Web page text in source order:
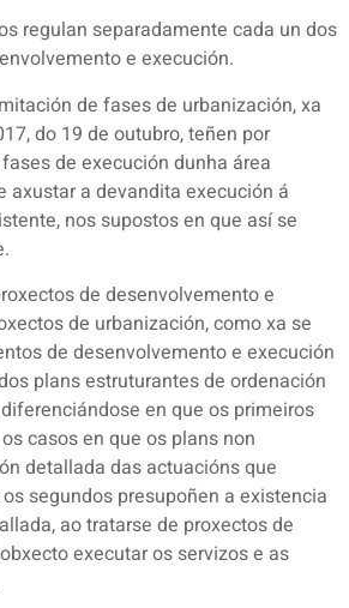
regulan separadamente cada un dos
e execución.
de fases de urbanización, xa
do 19 de outubro, teñen por
de execución dunha área
axustar a devandita execución á
nos supostos en que así se
de desenvolvemento e
de urbanización, como xa se
de desenvolvemento e execución
plans estruturantes de ordenación
en que os primeiros
casos en que os plans non
detallada das actuacións que
segundos presupoñen a existencia
ao tratarse de proxectos de
executar os servizos e as